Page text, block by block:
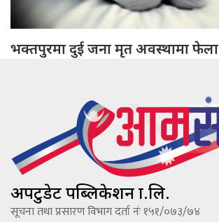
भक्तपुरमा दुई जना मृत अवस्थामा फेला
अपटुडेट पब्लिकेशन प्रा.लि.
सूचना तथा प्रसारण विभाग दर्ता नंः १५१/०७३/७४